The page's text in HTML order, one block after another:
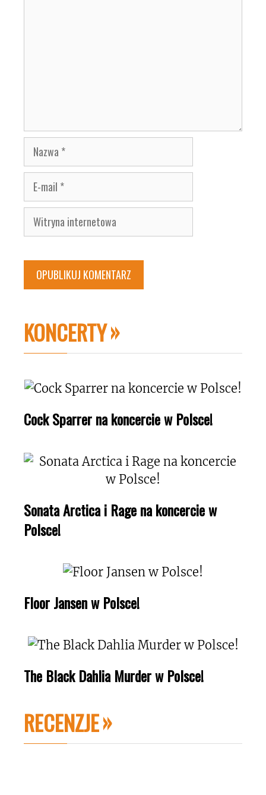
Nazwa
E-
mail
Witryna
internetowa
KONCERTY
Cock Sparrer na koncercie w Polsce!
Sonata Arctica i Rage na koncercie w
Polsce!
Floor Jansen w Polsce!
The Black Dahlia Murder w Polsce!
RECENZJE